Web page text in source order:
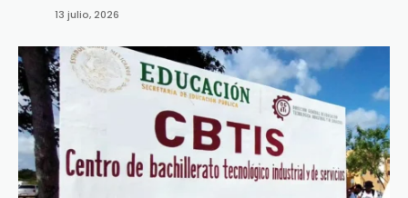
13 julio, 2026